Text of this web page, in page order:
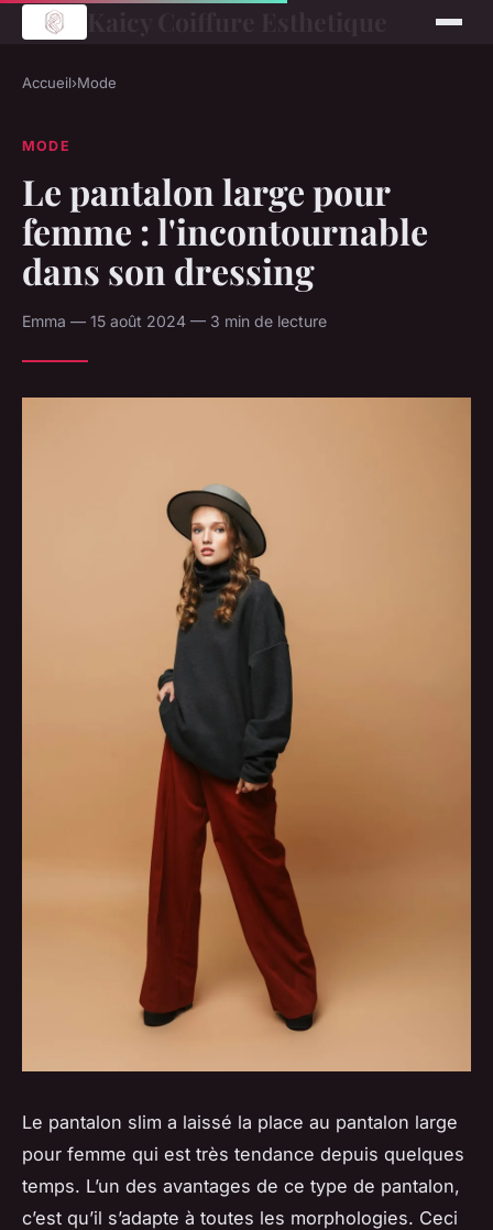
Accueil›Mode
MODE
Le pantalon large pour
femme : l'incontournable
dans son dressing
Emma — 15 août 2024 — 3 min de lecture
Le pantalon slim a laissé la place au pantalon large
pour femme qui est très tendance depuis quelques
temps. L’un des avantages de ce type de pantalon,
c’est qu’il s’adapte à toutes les morphologies. Ceci